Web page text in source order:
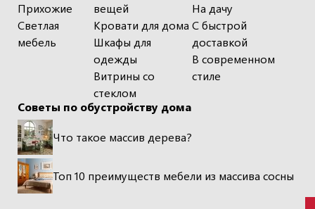
Прихожие
Светлая
мебель
вещей
Кровати для дома
Шкафы для
одежды
Витрины со
стеклом
На дачу
С быстрой
доставкой
В современном
стиле
Советы по обустройству дома
Что такое массив дерева?
Топ 10 преимуществ мебели из массива сосны